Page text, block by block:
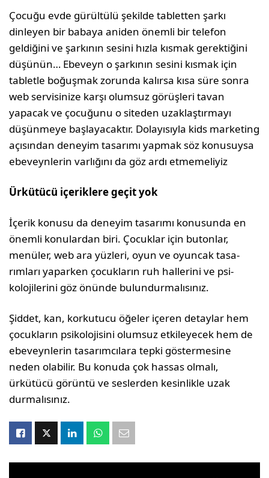
Çocuğu evde gürültülü şekilde tabletten şarkı
dinleyen bir babaya aniden önemli bir telefon
geldiğini ve şarkının sesini hızla kısmak gerekti­ğini
düşünün… Ebeveyn o şarkının sesini kısmak için
tabletle boğuşmak zorunda kalırsa kısa süre sonra
web servisinize karşı olumsuz görüşleri tavan
yapacak ve çocuğunu o siteden uzaklaştır­mayı
düşünmeye başlayacaktır. Dolayısıyla kids marketing
açısından deneyim tasarımı yapmak söz konusuysa
ebeveynlerin varlığını da göz ardı etmemeliyiz
Ürkütücü içeriklere geçit yok
İçerik konusu da deneyim tasarımı konusunda en
önemli konulardan biri. Çocuklar için butonlar,
menüler, web ara yüzleri, oyun ve oyuncak tasa­
rımları yaparken çocukların ruh hallerini ve psi­
kolojilerini göz önünde bulundurmalısınız.
Şiddet, kan, korkutucu öğeler içeren detaylar hem
çocukların psikolojisini olumsuz etkileye­cek hem de
ebeveynlerin tasarımcılara tepki gös­termesine
neden olabilir. Bu konuda çok hassas olmalı,
ürkütücü görüntü ve seslerden kesinlikle uzak
durmalısınız.